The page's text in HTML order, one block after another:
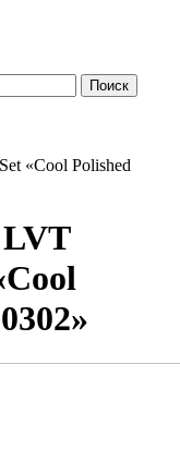
«Cool Polished